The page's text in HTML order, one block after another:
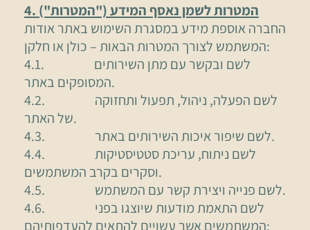
4. המטרות לשמן נאסף המידע ("המטרות")
החברה אוספת מידע במסגרת השימוש באתר אודות
המשתמש לצורך המטרות הבאות – כולן או חלקן:
4.1. לשם ובקשר עם מתן השירותים
המסופקים באתר.
4.2. לשם הפעלה, ניהול, תפעול ותחזוקה
של האתר.
4.3. לשם שיפור איכות השירותים באתר.
4.4. לשם ניתוח, עריכת סטטיסטיקות
וסקרים בקרב המשתמשים.
4.5. לשם פנייה ויצירת קשר עם המשתמש.
4.6. לשם התאמת מודעות שיוצגו בפני
המשתמשים אשר עשויים להתאים להעדפותיהם;